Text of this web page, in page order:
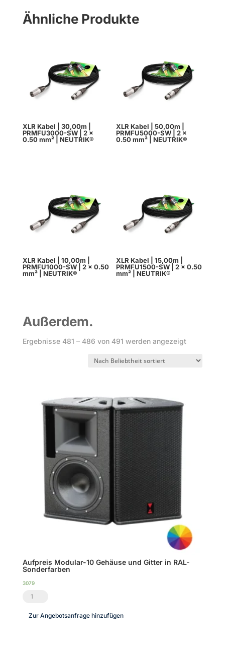
Ähnliche Produkte
XLR Kabel | 30,00m |
PRMFU3000-SW | 2 x
0.50 mm² | NEUTRIK®
XLR Kabel | 50,00m |
PRMFU5000-SW | 2 x
0.50 mm² | NEUTRIK®
XLR Kabel | 10,00m |
PRMFU1000-SW | 2 x 0.50
mm² | NEUTRIK®
XLR Kabel | 15,00m |
PRMFU1500-SW | 2 x 0.50
mm² | NEUTRIK®
Außerdem.
Ergebnisse 481 – 486 von 491 werden angezeigtNach
sortiert
Aufpreis Modular-10 Gehäuse und Gitter in RAL-
Sonderfarben
3079
Aufpreis
Zur Angebotsanfrage hinzufügen